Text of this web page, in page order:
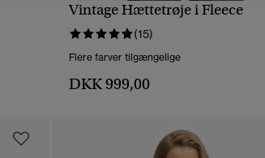
HURTIGVISNING
Vintage Hættetrøje i Fleece
(15)
Flere farver tilgængelige
DKK 999,00